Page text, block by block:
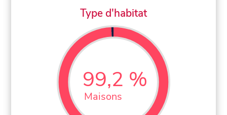
Type d'habitat
99,2 %
Maisons